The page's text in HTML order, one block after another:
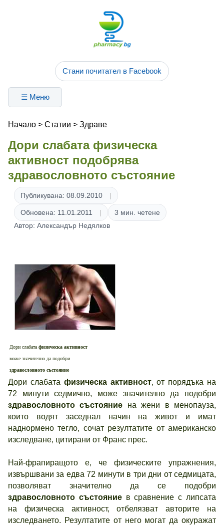
Стани почитател в Facebook
☰ Меню
Начало > Статии > Здраве
Дори слабата физическа
активност подобрява
здравословното състояние
Публикувана: 08.09.2010
Обновена: 11.01.2011
3 мин. четене
Автор: Александър Недялков
Дори слабата физическа активност
може значително да подобри
здравословното състояние
Дори слабата физическа активност, от порядъка на
72 минути седмично, може значително да подобри
здравословното състояние на жени в менопауза,
които водят заседнал начин на живот и имат
наднормено тегло, сочат резултатите от американско
изследване, цитирани от Франс прес.
Най-фрапиращото е, че физическите упражнения,
извършвани за едва 72 минути в три дни от седмицата,
позволяват значително да се подобри
здравословното състояниев сравнение с липсата
на физическа активност, отбелязват авторите на
изследването. Резултатите от него могат да окуражат